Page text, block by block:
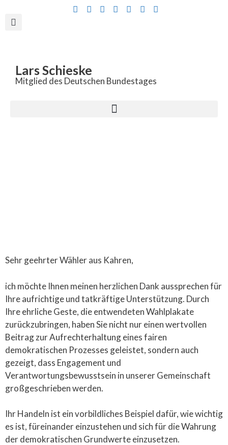
Lars Schieske
Mitglied des Deutschen Bundestages
Sehr geehrter Wähler aus Kahren,
ich möchte Ihnen meinen herzlichen Dank aussprechen für
Ihre aufrichtige und tatkräftige Unterstützung. Durch
Ihre ehrliche Geste, die entwendeten Wahlplakate
zurückzubringen, haben Sie nicht nur einen wertvollen
Beitrag zur Aufrechterhaltung eines fairen
demokratischen Prozesses geleistet, sondern auch
gezeigt, dass Engagement und
Verantwortungsbewusstsein in unserer Gemeinschaft
großgeschrieben werden.
Ihr Handeln ist ein vorbildliches Beispiel dafür, wie wichtig
es ist, füreinander einzustehen und sich für die Wahrung
der demokratischen Grundwerte einzusetzen.